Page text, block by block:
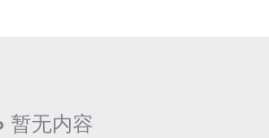
暂无内容